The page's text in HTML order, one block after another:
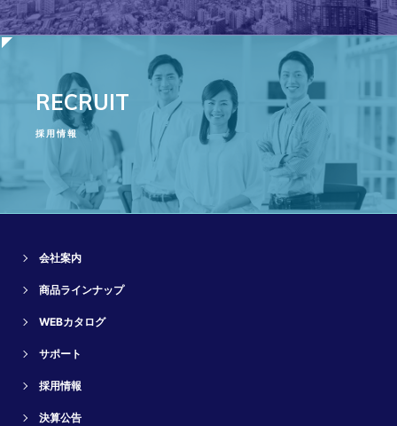
RECRUIT
採用情報
会社案内
商品ラインナップ
WEBカタログ
サポート
採用情報
決算公告